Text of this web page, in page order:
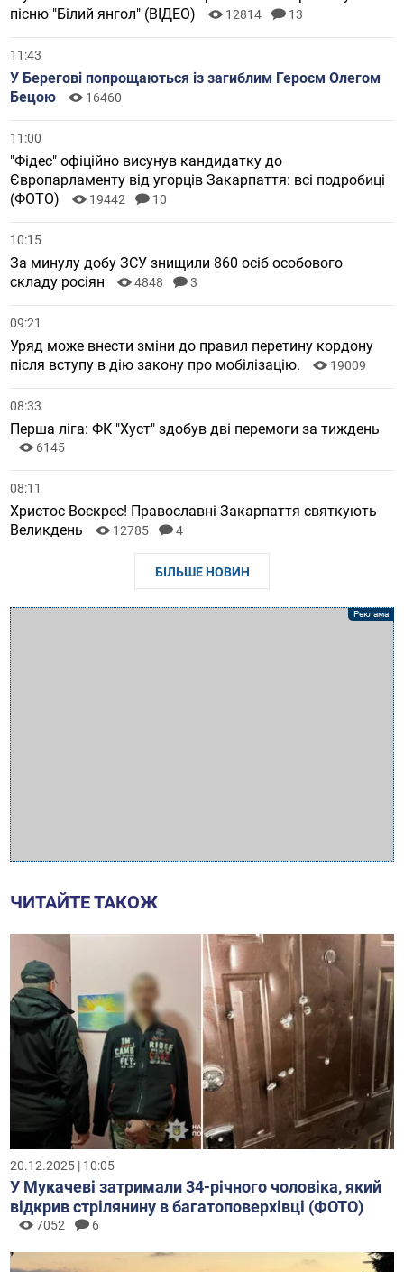
пісню "Білий янгол" (ВІДЕО)
12814 13
11:43
У Берегові попрощаються із загиблим Героєм Олегом
Бецою
16460
11:00
"Фідес" офіційно висунув кандидатку до
Європарламенту від угорців Закарпаття: всі подробиці
(ФОТО)
19442 10
10:15
За минулу добу ЗСУ знищили 860 осіб особового
складу росіян
4848 3
09:21
Уряд може внести зміни до правил перетину кордону
після вступу в дію закону про мобілізацію.
19009
08:33
Перша ліга: ФК "Хуст" здобув дві перемоги за тиждень
6145
08:11
Христос Воскрес! Православні Закарпаття святкують
Великдень
12785 4
БІЛЬШЕ НОВИН
ЧИТАЙТЕ ТАКОЖ
20.12.2025 | 10:05
У Мукачеві затримали 34-річного чоловіка, який
відкрив стрілянину в багатоповерхівці (ФОТО)
7052 6